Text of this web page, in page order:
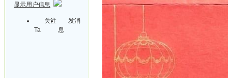
显示用户信息
关注
Ta
发消
息